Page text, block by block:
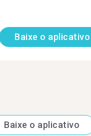
Baixe o aplicativo
Baixe o aplicativo